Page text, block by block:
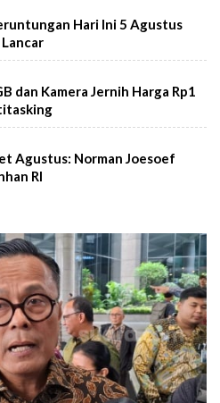
Hari Ini 5 Agustus
dan Kamera Jernih Harga Rp1
Agustus: Norman Joesoef
RI